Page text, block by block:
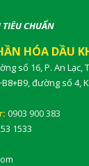
CHUẨN
HÓA DẦU
số 16, P. An Lạc,
đường số 4,
0903 900 383
1533